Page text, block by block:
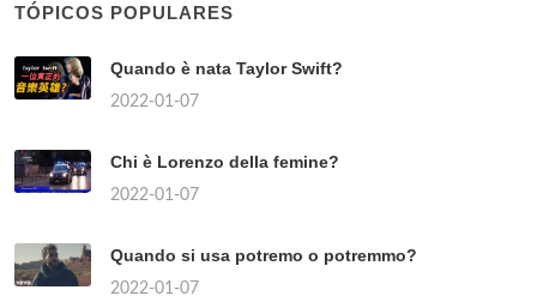
TÓPICOS POPULARES
Quando è nata Taylor Swift?
2022-01-07
Chi è Lorenzo della femine?
2022-01-07
Quando si usa potremo o potremmo?
2022-01-07